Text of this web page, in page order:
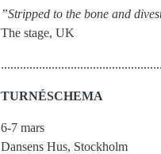
”Stripped to the bone and
The stage, UK
TURNÉSCHEMA
6-7 mars
Dansens Hus, Stockholm